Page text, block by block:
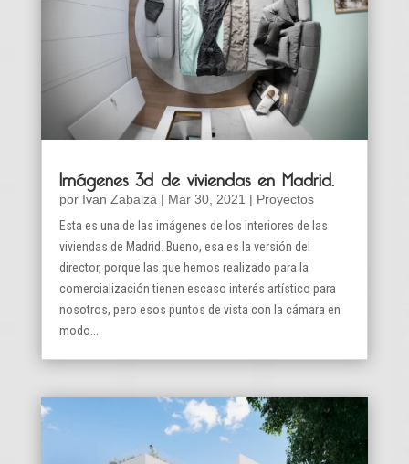
Imágenes 3d de viviendas en Madrid.
por Ivan Zabalza | Mar 30, 2021 | Proyectos
Esta es una de las imágenes de los interiores de las
viviendas de Madrid. Bueno, esa es la versión del
director, porque las que hemos realizado para la
comercialización tienen escaso interés artístico para
nosotros, pero esos puntos de vista con la cámara en
modo...